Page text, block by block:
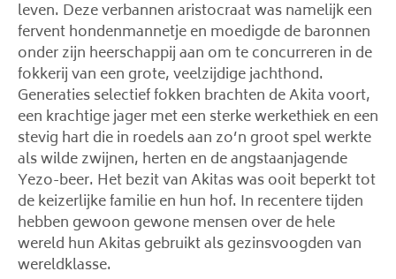
leven. Deze verbannen aristocraat was namelijk een
fervent hondenmannetje en moedigde de baronnen
onder zijn heerschappij aan om te concurreren in de
fokkerij van een grote, veelzijdige jachthond.
Generaties selectief fokken brachten de Akita voort,
een krachtige jager met een sterke werkethiek en een
stevig hart die in roedels aan zo’n groot spel werkte
als wilde zwijnen, herten en de angstaanjagende
Yezo-beer. Het bezit van Akitas was ooit beperkt tot
de keizerlijke familie en hun hof. In recentere tijden
hebben gewoon gewone mensen over de hele
wereld hun Akitas gebruikt als gezinsvoogden van
wereldklasse.